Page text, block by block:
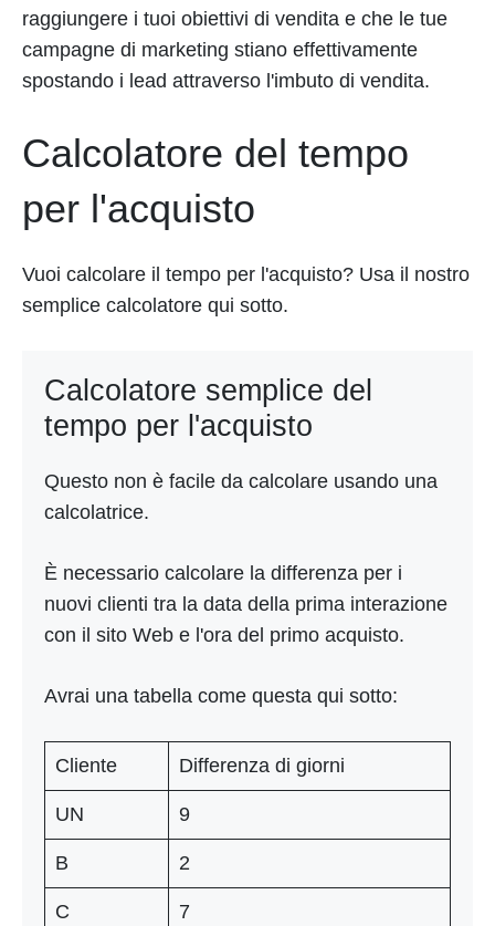
raggiungere i tuoi obiettivi di vendita e che le tue
campagne di marketing stiano effettivamente
spostando i lead attraverso l'imbuto di vendita.
Calcolatore del tempo
per l'acquisto
Vuoi calcolare il tempo per l'acquisto? Usa il nostro
semplice calcolatore qui sotto.
Calcolatore semplice del
tempo per l'acquisto
Questo non è facile da calcolare usando una
calcolatrice.
È necessario calcolare la differenza per i
nuovi clienti tra la data della prima interazione
con il sito Web e l'ora del primo acquisto.
Avrai una tabella come questa qui sotto:
Cliente Differenza di giorni
UN 9
B 2
C 7